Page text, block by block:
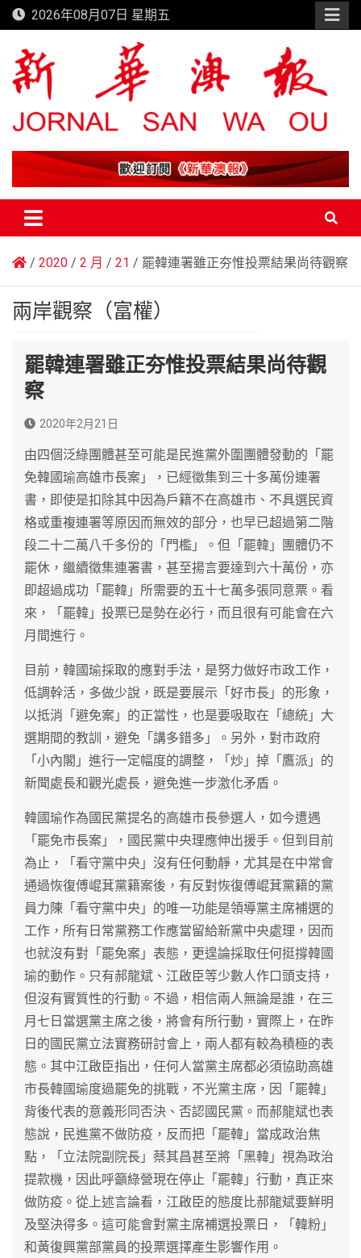
Skip
to
content
2026年08月07日 星期五
新華澳報
2020 2 月 21 罷韓連署雖正夯惟投票結果尚待觀察
兩岸觀察（富權）
罷韓連署雖正夯惟投票結果尚待觀
察
2020年2月21日
由四個泛綠團體甚至可能是民進黨外圍團體發動的「罷
免韓國瑜高雄市長案」，已經徵集到三十多萬份連署
書，即使是扣除其中因為戶籍不在高雄市、不具選民資
格或重複連署等原因而無效的部分，也早已超過第二階
段二十二萬八千多份的「門檻」。但「罷韓」團體仍不
罷休，繼續徵集連署書，甚至揚言要達到六十萬份，亦
即超過成功「罷韓」所需要的五十七萬多張同意票。看
來，「罷韓」投票已是勢在必行，而且很有可能會在六
月間進行。
目前，韓國瑜採取的應對手法，是努力做好市政工作，
低調幹活，多做少說，既是要展示「好市長」的形象，
以抵消「避免案」的正當性，也是要吸取在「總統」大
選期間的教訓，避免「講多錯多」。另外，對市政府
「小內閣」進行一定幅度的調整，「炒」掉「鷹派」的
新聞處長和觀光處長，避免進一步激化矛盾。
韓國瑜作為國民黨提名的高雄市長參選人，如今遭遇
「罷免市長案」，國民黨中央理應伸出援手。但到目前
為止，「看守黨中央」沒有任何動靜，尤其是在中常會
通過恢復傅崐萁黨籍案後，有反對恢復傅崐萁黨籍的黨
員力陳「看守黨中央」的唯一功能是領導黨主席補選的
工作，所有日常黨務工作應當留給新黨中央處理，因而
也就沒有對「罷免案」表態，更遑論採取任何挺撐韓國
瑜的動作。只有郝龍斌、江啟臣等少數人作口頭支持，
但沒有實質性的行動。不過，相信兩人無論是誰，在三
月七日當選黨主席之後，將會有所行動，實際上，在昨
日的國民黨立法實務研討會上，兩人都有較為積極的表
態。其中江啟臣指出，任何人當黨主席都必須協助高雄
市長韓國瑜度過罷免的挑戰，不光黨主席，因「罷韓」
背後代表的意義形同否決、否認國民黨。而郝龍斌也表
態說，民進黨不做防疫，反而把「罷韓」當成政治焦
點，「立法院副院長」蔡其昌甚至將「黑韓」視為政治
提款機，因此呼籲綠營現在停止「罷韓」行動，真正來
做防疫。從上述言論看，江啟臣的態度比郝龍斌要鮮明
及堅決得多。這可能會對黨主席補選投票日，「韓粉」
和黃復興黨部黨員的投票選擇產生影響作用。